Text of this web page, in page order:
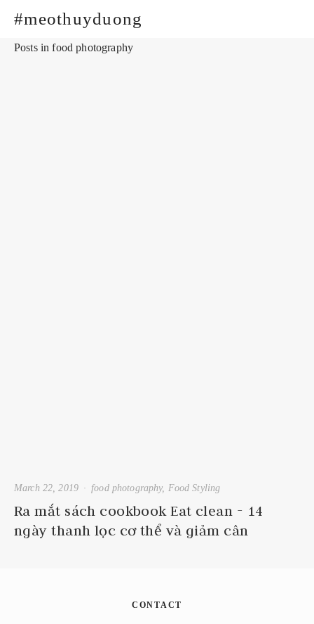
#meothuyduong
Posts in food photography
Ra mắt sách cookbook Eat clean - 14
ngày thanh lọc cơ thể và giảm cân
food photography, Food Styling
March 22, 2019
CONTACT